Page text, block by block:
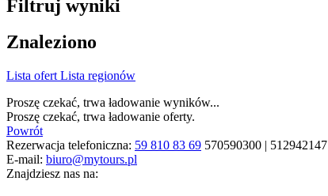
Filtruj wyniki
Znaleziono
Lista ofert Lista regionów
Proszę czekać, trwa ładowanie wyników...
Proszę czekać, trwa ładowanie oferty.
Powrót
Rezerwacja telefoniczna: 59 810 83 69 570590300 | 512942147
E-mail: biuro@mytours.pl
Znajdziesz nas na: